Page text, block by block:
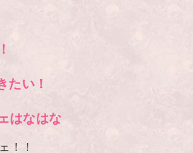
たい！
はなはな
！！